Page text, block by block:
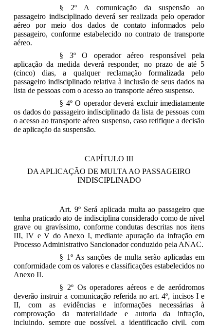
§ 2º A comunicação da suspensão ao
passageiro indisciplinado deverá ser realizada pelo operador
aéreo por meio dos dados de contato informados pelo
passageiro, conforme estabelecido no contrato de transporte
aéreo.
§ 3º O operador aéreo responsável pela
aplicação da medida deverá responder, no prazo de até 5
(cinco) dias, a qualquer reclamação formalizada pelo
passageiro indisciplinado relativa à inclusão de seus dados na
lista de pessoas com o acesso ao transporte aéreo suspenso.
§ 4º O operador deverá excluir imediatamente
os dados do passageiro indisciplinado da lista de pessoas com
o acesso ao transporte aéreo suspenso, caso retifique a decisão
de aplicação da suspensão.
CAPÍTULO III
DA APLICAÇÃO DE MULTA AO PASSAGEIRO
INDISCIPLINADO
Art. 9º Será aplicada multa ao passageiro que
tenha praticado ato de indisciplina considerado como de nível
grave ou gravíssimo, conforme condutas descritas nos itens
III, IV e V do Anexo I, mediante apuração da infração em
Processo Administrativo Sancionador conduzido pela ANAC.
§ 1º As sanções de multa serão aplicadas em
conformidade com os valores e classificações estabelecidos no
Anexo II.
§ 2º Os operadores aéreos e de aeródromos
deverão instruir a comunicação referida no art. 4º, incisos I e
II, com as evidências e informações necessárias à
comprovação da materialidade e autoria da infração,
incluindo, sempre que possível, a identificação civil, com